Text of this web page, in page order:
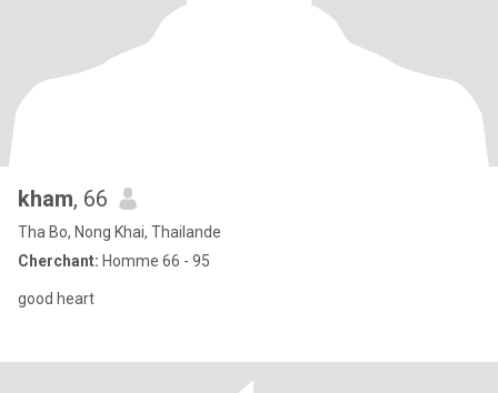
kham, 66
Tha Bo, Nong Khai, Thailande
Cherchant: Homme 66 - 95
good heart